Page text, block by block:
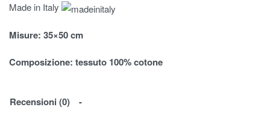
Made in Italy
Misure: 35×50 cm
Composizione: tessuto 100% cotone
Recensioni (0)